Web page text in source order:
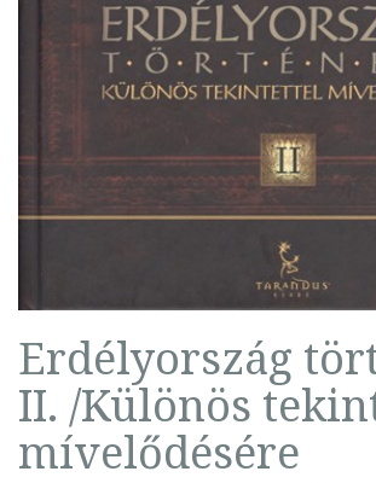
Erdélyország
II. /Különös
mívelődésére